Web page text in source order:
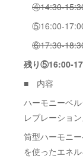
④14:30-
⑤16:00-
⑥17:30-
残り⑤16:00-
■ 内容
ハーモニーベ
レブレーショ
筒型ハーモニ
を使ったエネ